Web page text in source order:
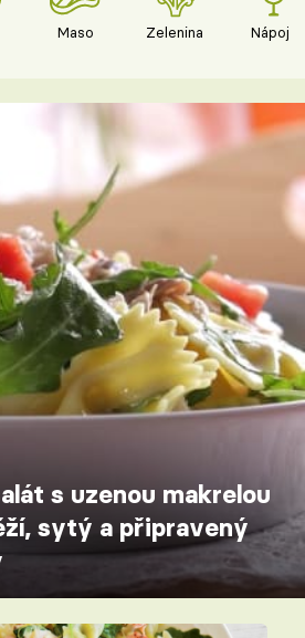
Maso Zelenina Nápoje
s uzenou makrelou
sytý a připravený